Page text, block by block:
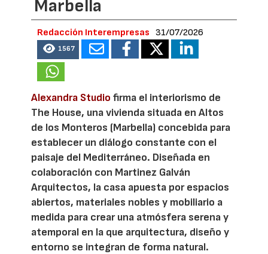
Marbella
Redacción Interempresas 31/07/2026
1567
Alexandra Studio firma el interiorismo de
The House, una vivienda situada en Altos
de los Monteros (Marbella) concebida para
establecer un diálogo constante con el
paisaje del Mediterráneo. Diseñada en
colaboración con Martinez Galván
Arquitectos, la casa apuesta por espacios
abiertos, materiales nobles y mobiliario a
medida para crear una atmósfera serena y
atemporal en la que arquitectura, diseño y
entorno se integran de forma natural.